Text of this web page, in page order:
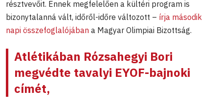
résztvevőit. Ennek megfelelően a kültéri program is
bizonytalanná vált, időről-időre változott – írja második
napi összefoglalójában a Magyar Olimpiai Bizottság.
Atlétikában Rózsahegyi Bori
megvédte tavalyi EYOF-bajnoki
címét,